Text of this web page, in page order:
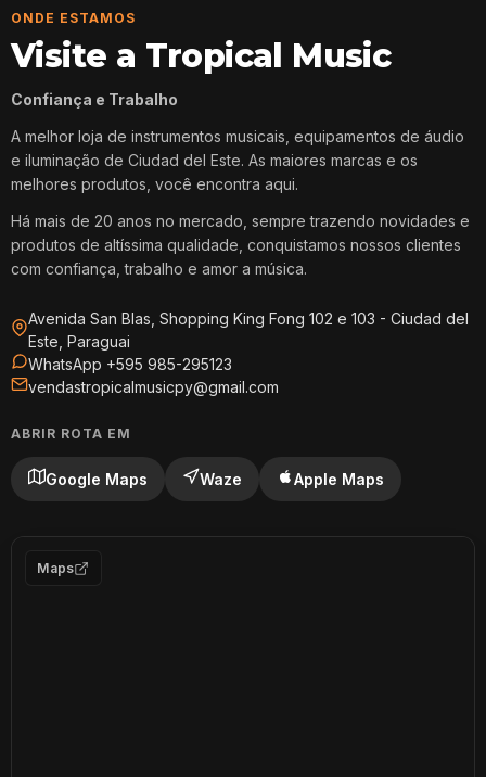
ONDE ESTAMOS
Visite a Tropical Music
Confiança e Trabalho
A melhor loja de instrumentos musicais, equipamentos de áudio
e iluminação de Ciudad del Este. As maiores marcas e os
melhores produtos, você encontra aqui.
Há mais de 20 anos no mercado, sempre trazendo novidades e
produtos de altíssima qualidade, conquistamos nossos clientes
com confiança, trabalho e amor a música.
Avenida San Blas, Shopping King Fong 102 e 103 - Ciudad del
Este, Paraguai
WhatsApp +595 985-295123
vendastropicalmusicpy@gmail.com
ABRIR ROTA EM
Google Maps Waze Apple Maps
Maps